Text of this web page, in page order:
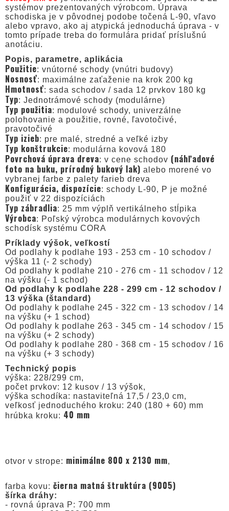
systémov prezentovaných výrobcom. Úprava
schodiska je v pôvodnej podobe točená L-90, vľavo
alebo vpravo, ako aj atypická jednoduchá úprava - v
tomto prípade treba do formulára pridať príslušnú
anotáciu.
Popis, parametre, aplikácia
Použitie: vnútorné schody (vnútri budovy)
Nosnosť: maximálne zaťaženie na krok 200 kg
Hmotnosť: sada schodov / sada 12 prvkov 180 kg
Typ: Jednotrámové schody (modulárne)
Typ použitia: modulové schody, univerzálne
polohovanie a použitie, rovné, ľavotočivé,
pravotočivé
Typ izieb: pre malé, stredné a veľké izby
Typ konštrukcie: modulárna kovová 180
Povrchová úprava dreva: v cene schodov (náhľadové
foto na buku, prírodný bukový lak) alebo morené vo
vybranej farbe z palety farieb dreva
Konfigurácia, dispozície: schody L-90, P je možné
použiť v 22 dispozíciách
Typ zábradlia: 25 mm výplň vertikálneho stĺpika
Výrobca: Poľský výrobca modulárnych kovových
schodísk systému CORA
Príklady výšok, veľkostí
Od podlahy k podlahe 193 - 253 cm - 10 schodov /
výška 11 (- 2 schody)
Od podlahy k podlahe 210 - 276 cm - 11 schodov / 12
na výšku (- 1 schod)
Od podlahy k podlahe 228 - 299 cm - 12 schodov /
13 výška (štandard)
Od podlahy k podlahe 245 - 322 cm - 13 schodov / 14
na výšku (+ 1 schod)
Od podlahy k podlahe 263 - 345 cm - 14 schodov / 15
na výšku (+ 2 schody)
Od podlahy k podlahe 280 - 368 cm - 15 schodov / 16
na výšku (+ 3 schody)
Technický popis
výška: 228/299 cm,
počet prvkov: 12 kusov / 13 výšok,
výška schodíka: nastaviteľná 17,5 / 23,0 cm,
veľkosť jednoduchého kroku: 240 (180 + 60) mm
hrúbka kroku: 40 mm
otvor v strope: minimálne 800 x 2130 mm,
farba kovu: čierna matná štruktúra (9005)
šírka dráhy:
- rovná úprava P: 700 mm